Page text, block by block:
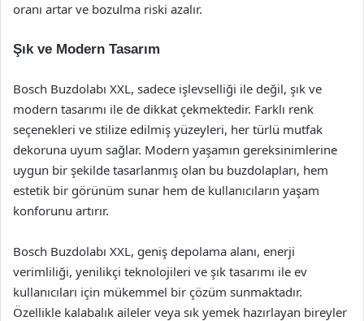
oranı artar ve bozulma riski azalır.
Şık ve Modern Tasarım
Bosch Buzdolabı XXL, sadece işlevselliği ile değil, şık ve
modern tasarımı ile de dikkat çekmektedir. Farklı renk
seçenekleri ve stilize edilmiş yüzeyleri, her türlü mutfak
dekoruna uyum sağlar. Modern yaşamın gereksinimlerine
uygun bir şekilde tasarlanmış olan bu buzdolapları, hem
estetik bir görünüm sunar hem de kullanıcıların yaşam
konforunu artırır.
Bosch Buzdolabı XXL, geniş depolama alanı, enerji
verimliliği, yenilikçi teknolojileri ve şık tasarımı ile ev
kullanıcıları için mükemmel bir çözüm sunmaktadır.
Özellikle kalabalık aileler veya sık yemek hazırlayan bireyler